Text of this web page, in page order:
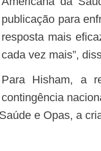
publicação para
resposta mais
cada vez mais”,
Para Hisham, a reunião foi importante para que o Brasil tenha um plano de
contingência
e Opas, a